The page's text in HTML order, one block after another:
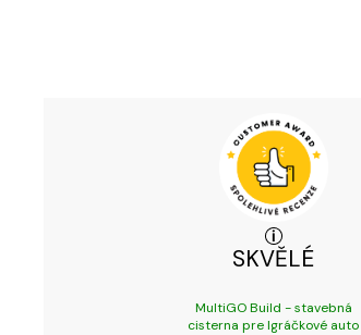
SKVĚLÉ
MultiGO Build - stavebná
cisterna pre Igráčkové auto